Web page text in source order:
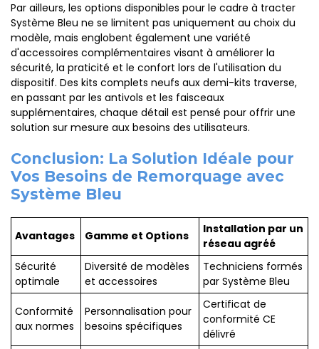
Par ailleurs, les options disponibles pour le cadre à tracter
Système Bleu ne se limitent pas uniquement au choix du
modèle, mais englobent également une variété
d'accessoires complémentaires visant à améliorer la
sécurité, la praticité et le confort lors de l'utilisation du
dispositif. Des kits complets neufs aux demi-kits traverse,
en passant par les antivols et les faisceaux
supplémentaires, chaque détail est pensé pour offrir une
solution sur mesure aux besoins des utilisateurs.
Conclusion: La Solution Idéale pour
Vos Besoins de Remorquage avec
Système Bleu
Avantages Gamme et Options
Installation par un
réseau agréé
Sécurité
optimale
Diversité de modèles
et accessoires
Techniciens formés
par Système Bleu
Conformité
aux normes
Personnalisation pour
besoins spécifiques
Certificat de
conformité CE
délivré